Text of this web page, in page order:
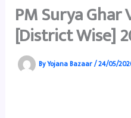
PM Surya
[District Wise]
ByYojana Bazaar/24/05/